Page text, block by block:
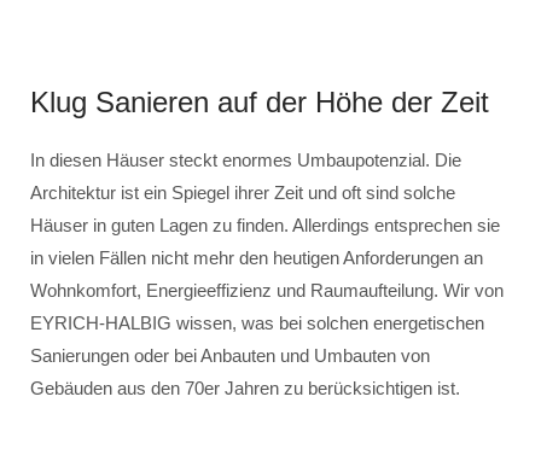
Klug Sanieren auf der Höhe der Zeit
In diesen Häuser steckt enormes Umbaupotenzial. Die
Architektur ist ein Spiegel ihrer Zeit und oft sind solche
Häuser in guten Lagen zu finden. Allerdings entsprechen sie
in vielen Fällen nicht mehr den heutigen Anforderungen an
Wohnkomfort, Energieeffizienz und Raumaufteilung. Wir von
EYRICH-HALBIG wissen, was bei solchen energetischen
Sanierungen oder bei Anbauten und Umbauten von
Gebäuden aus den 70er Jahren zu berücksichtigen ist.